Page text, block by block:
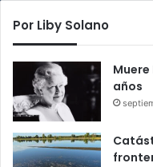
Por Liby Solano
años